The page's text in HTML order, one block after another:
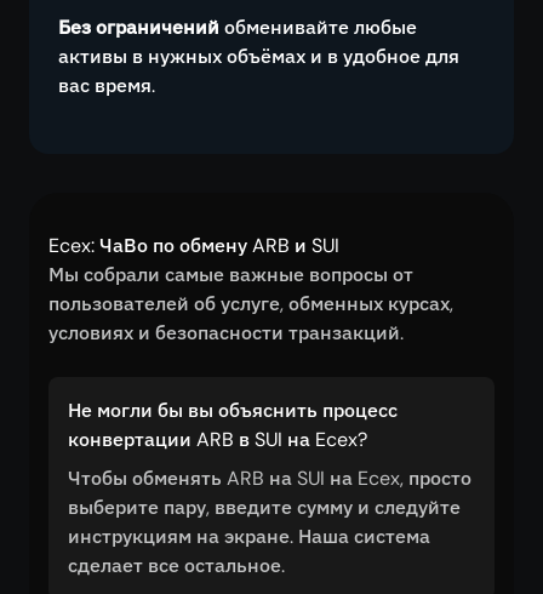
Без ограничений обменивайте любые
активы в нужных объёмах и в удобное для
вас время.
Ecex: ЧаВо по обмену ARB и SUI
Мы собрали самые важные вопросы от
пользователей об услуге, обменных курсах,
условиях и безопасности транзакций.
Не могли бы вы объяснить процесс
конвертации ARB в SUI на Ecex?
Чтобы обменять ARB на SUI на Ecex, просто
выберите пару, введите сумму и следуйте
инструкциям на экране. Наша система
сделает все остальное.